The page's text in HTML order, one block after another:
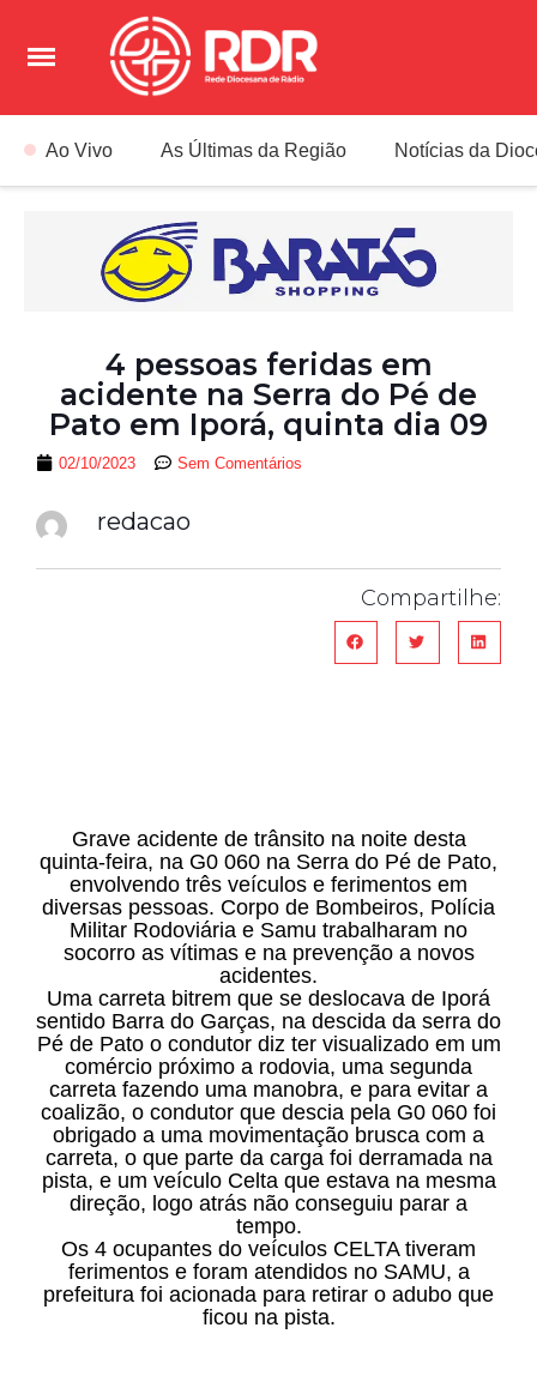
Ao Vivo As Últimas da Região Notícias da
4 pessoas feridas em
acidente na Serra do Pé de
Pato em Iporá, quinta dia 09
02/10/2023 Sem Comentários
redacao
Compartilhe:
Grave acidente de trânsito na noite desta
quinta-feira, na G0 060 na Serra do Pé de Pato,
envolvendo três veículos e ferimentos em
diversas pessoas. Corpo de Bombeiros, Polícia
Militar Rodoviária e Samu trabalharam no
socorro as vítimas e na prevenção a novos
acidentes.
Uma carreta bitrem que se deslocava de Iporá
sentido Barra do Garças, na descida da serra do
Pé de Pato o condutor diz ter visualizado em um
comércio próximo a rodovia, uma segunda
carreta fazendo uma manobra, e para evitar a
coalizão, o condutor que descia pela G0 060 foi
obrigado a uma movimentação brusca com a
carreta, o que parte da carga foi derramada na
pista, e um veículo Celta que estava na mesma
direção, logo atrás não conseguiu parar a
tempo.
Os 4 ocupantes do veículos CELTA tiveram
ferimentos e foram atendidos no SAMU, a
prefeitura foi acionada para retirar o adubo que
ficou na pista.